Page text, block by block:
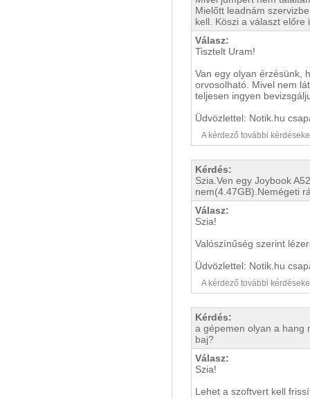
Mielőtt leadnám
kell. Köszi a választ előre
Válasz:
Tisztelt Uram!
Van egy olyan érzésünk,
orvosolható. Mivel nem
teljesen ingyen
Üdvözlettel: Notik.hu
A kérdező további
Kérdés:
Szia.Ven egy Joybook
nem(4.47GB).Nemégeti
Válasz:
Szia!
Valószínűség szerint
Üdvözlettel: Notik.hu
A kérdező további
Kérdés:
a gépemen olyan a hang
baj?
Válasz:
Szia!
Lehet a szoftvert kell